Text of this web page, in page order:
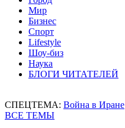
Мир
Бизнес
Спорт
Lifestyle
Шоу-биз
Наука
БЛОГИ ЧИТАТЕЛЕЙ
СПЕЦТЕМА: Война в Иране
ВСЕ ТЕМЫ